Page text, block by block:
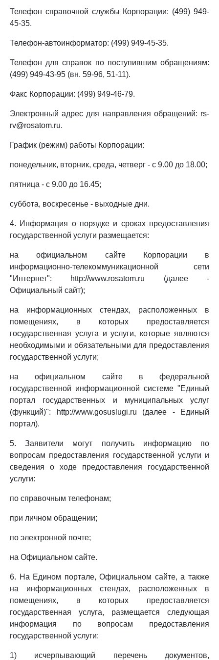
Телефон справочной службы Корпорации: (499) 949-
45-35.
Телефон-автоинформатор: (499) 949-45-35.
Телефон для справок по поступившим обращениям:
(499) 949-43-95 (вн. 59-96, 51-11).
Факс Корпорации: (499) 949-46-79.
Электронный адрес для направления обращений: rs-
rv@rosatom.ru.
График (режим) работы Корпорации:
понедельник, вторник, среда, четверг - с 9.00 до 18.00;
пятница - с 9.00 до 16.45;
суббота, воскресенье - выходные дни.
4. Информация о порядке и сроках предоставления
государственной услуги размещается:
на официальном сайте Корпорации в
информационно-телекоммуникационной сети
"Интернет": http://www.rosatom.ru (далее -
Официальный сайт);
на информационных стендах, расположенных в
помещениях, в которых предоставляется
государственная услуга и услуги, которые являются
необходимыми и обязательными для предоставления
государственной услуги;
на официальном сайте в федеральной
государственной информационной системе "Единый
портал государственных и муниципальных услуг
(функций)": http://www.gosuslugi.ru (далее - Единый
портал).
5. Заявители могут получить информацию по
вопросам предоставления государственной услуги и
сведения о ходе предоставления государственной
услуги:
по справочным телефонам;
при личном обращении;
по электронной почте;
на Официальном сайте.
6. На Едином портале, Официальном сайте, а также
на информационных стендах, расположенных в
помещениях, в которых предоставляется
государственная услуга, размещается следующая
информация по вопросам предоставления
государственной услуги:
1) исчерпывающий перечень документов,